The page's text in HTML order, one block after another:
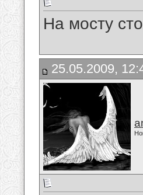
На мосту
25.05.2009,